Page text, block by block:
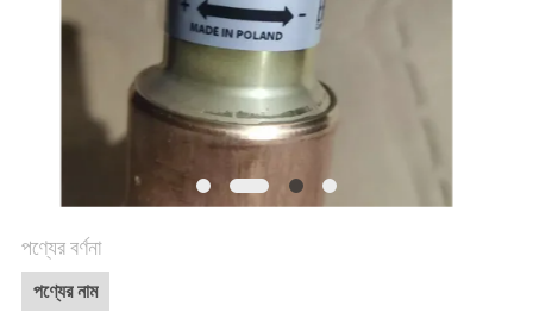
পণ্যের বর্ণনা
পণ্যের নাম